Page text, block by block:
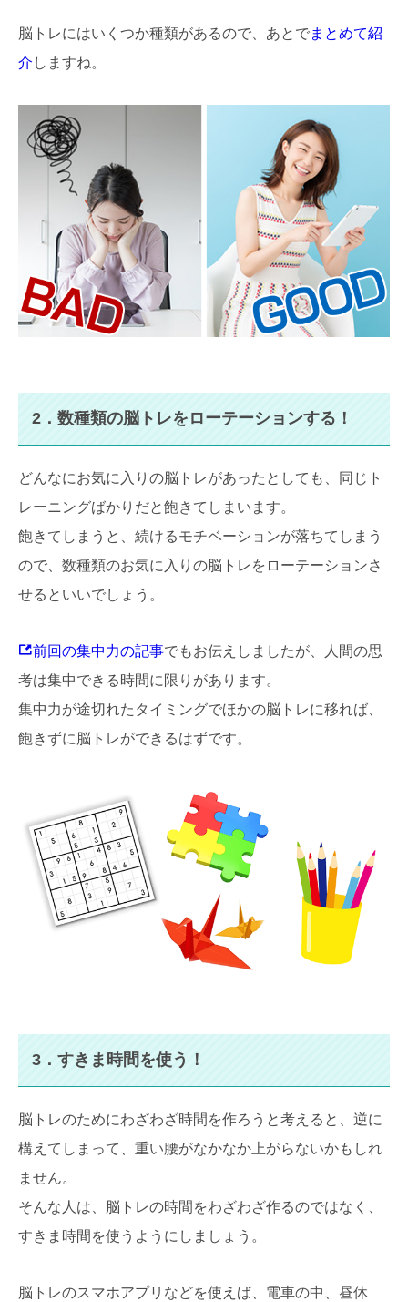
脳トレにはいくつか種類があるので、あとでまとめて紹
介 しますね。
2．数種類の脳トレをローテーションする！
どんなにお気に入りの脳トレがあったとしても、同じト
レーニングばかりだと飽きてしまいます。
飽きてしまうと、続けるモチベーションが落ちてしまう
ので、数種類のお気に入りの脳トレをローテーションさ
せるといいでしょう。
前回の集中力の記事でもお伝えしましたが、人間の思
考は集中できる時間に限りがあります。
集中力が途切れたタイミングでほかの脳トレに移れば、
飽きずに脳トレができるはずです。
3．すきま時間を使う！
脳トレのためにわざわざ時間を作ろうと考えると、逆に
構えてしまって、重い腰がなかなか上がらないかもしれ
ません。
そんな人は、脳トレの時間をわざわざ作るのではなく、
すきま時間を使うようにしましょう。
脳トレのスマホアプリなどを使えば、電車の中、昼休